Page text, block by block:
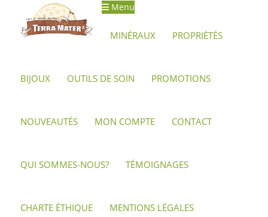
Aller
Aller
au
Menu
MINÉRAUX PROPRIÉTÉS
BIJOUX OUTILS DE SOIN PROMOTIONS
NOUVEAUTÉS MON COMPTE CONTACT
QUI SOMMES-NOUS? TÉMOIGNAGES
CHARTE ÉTHIQUE MENTIONS LÉGALES
Accueil Produits identifiés “Quartz Archiviste”
Quartz Archiviste
Aucun produit ne correspond à votre sélection.